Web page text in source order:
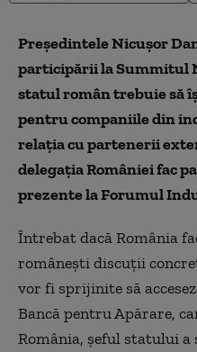
Președintele Nicușor
participării la Summitul
statul român trebuie să
pentru companiile din
relația cu partenerii
delegația României fac
prezente la Forumul
Întrebat dacă România
românești discuții
vor fi sprijinite să
Bancă pentru Apărare,
România, șeful statului a